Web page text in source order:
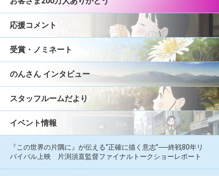
応援コメント
受賞・ノミネート
のんさん インタビュー
スタッフルームだより
イベント情報
『この世界の片隅に』が伝える“正確に描く意志”──終戦80年リ
バイバル上映 片渕須直監督ファイナルトークショーレポート